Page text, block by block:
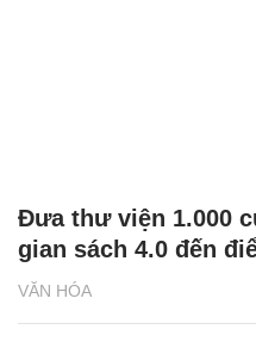
VĂN HÓA
Đưa thư viện 1.000
gian sách 4.0 đến